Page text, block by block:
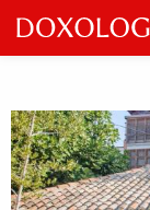
Skip
to
main